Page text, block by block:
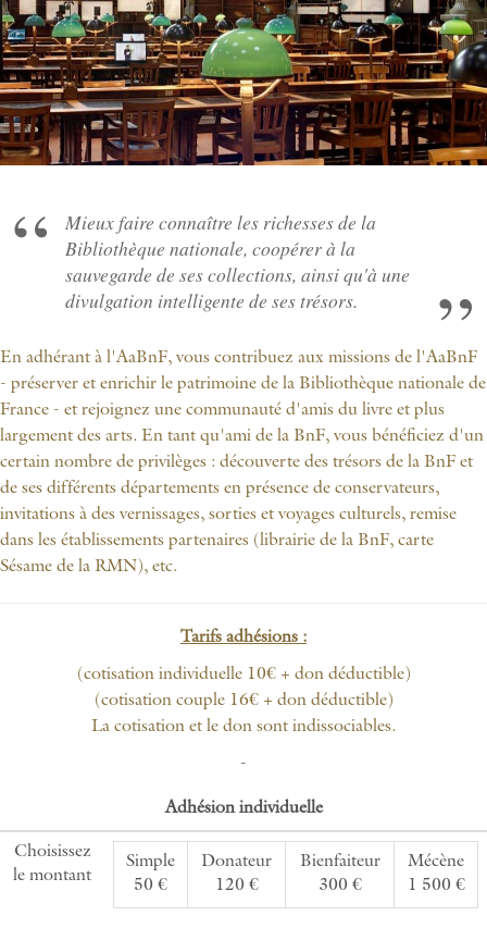
Mieux faire connaître les richesses de la
Bibliothèque nationale, coopérer à la
sauvegarde de ses collections, ainsi qu'à une
divulgation intelligente de ses trésors.
En adhérant à l'AaBnF, vous contribuez aux missions de l'AaBnF
- préserver et enrichir le patrimoine de la Bibliothèque nationale de
France - et rejoignez une communauté d'amis du livre et plus
largement des arts. En tant qu'ami de la BnF, vous bénéficiez d'un
certain nombre de privilèges : découverte des trésors de la BnF et
de ses différents départements en présence de conservateurs,
invitations à des vernissages, sorties et voyages culturels, remise
dans les établissements partenaires (librairie de la BnF, carte
Sésame de la RMN), etc.
Tarifs adhésions :
(cotisation individuelle 10€ + don déductible)
(cotisation couple 16€ + don déductible)
La cotisation et le don sont indissociables.
-
Adhésion individuelle
Choisissez
le montant
Simple
50 €
Donateur
120 €
Bienfaiteur
300 €
Mécène
1 500 €